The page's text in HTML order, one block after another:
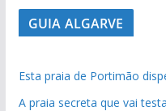
GUIA ALGARVE
Esta praia de Portimão
A praia secreta que vai